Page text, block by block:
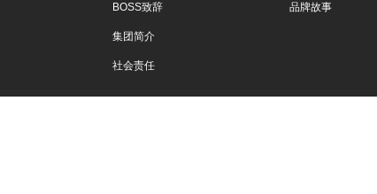
BOSS致辞
集团简介
社会责任
品牌故事